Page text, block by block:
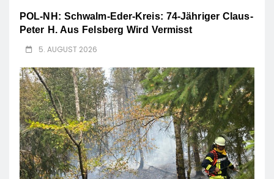
POL-NH: Schwalm-Eder-Kreis: 74-Jähriger Claus-
Peter H. Aus Felsberg Wird Vermisst
5. AUGUST 2026